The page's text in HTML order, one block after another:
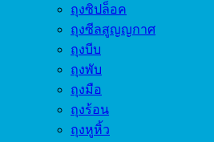
ถุงซิปล็อค
ถุงซีลสูญญกาศ
ถุงบีบ
ถุงพับ
ถุงมือ
ถุงร้อน
ถุงหูหิ้ว